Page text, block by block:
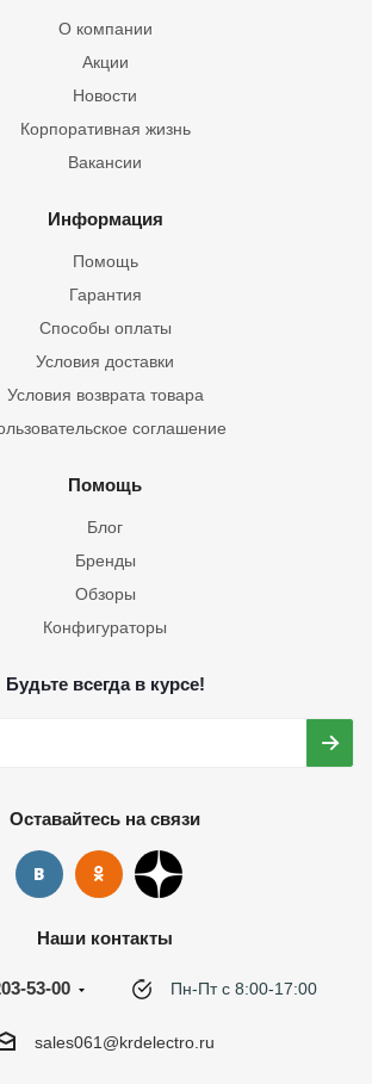
О компании
Акции
Новости
Корпоративная жизнь
Вакансии
Информация
Помощь
Гарантия
Способы оплаты
Условия доставки
Условия возврата товара
соглашение
Помощь
Блог
Бренды
Обзоры
Конфигураторы
Будьте всегда в курсе!
Оставайтесь на связи
Наши контакты
53-00 Пн-Пт с 8:00-17:00
sales061@krdelectro.ru